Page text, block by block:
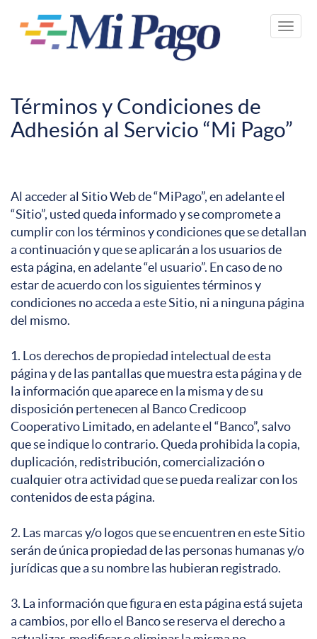
contenido
Toggle
Términos y Condiciones de
Adhesión al Servicio “Mi Pago”
Al acceder al Sitio Web de “MiPago”, en adelante el
“Sitio”, usted queda informado y se compromete a
cumplir con los términos y condiciones que se detallan
a continuación y que se aplicarán a los usuarios de
esta página, en adelante “el usuario”. En caso de no
estar de acuerdo con los siguientes términos y
condiciones no acceda a este Sitio, ni a ninguna página
del mismo.
1. Los derechos de propiedad intelectual de esta
página y de las pantallas que muestra esta página y de
la información que aparece en la misma y de su
disposición pertenecen al Banco Credicoop
Cooperativo Limitado, en adelante el “Banco”, salvo
que se indique lo contrario. Queda prohibida la copia,
duplicación, redistribución, comercialización o
cualquier otra actividad que se pueda realizar con los
contenidos de esta página.
2. Las marcas y/o logos que se encuentren en este Sitio
serán de única propiedad de las personas humanas y/o
jurídicas que a su nombre las hubieran registrado.
3. La información que figura en esta página está sujeta
a cambios, por ello el Banco se reserva el derecho a